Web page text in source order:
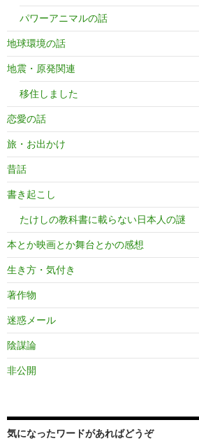
パワーアニマルの話
地球環境の話
地震・原発関連
移住しました
恋愛の話
旅・お出かけ
昔話
書き起こし
たけしの教科書に載らない日本人の謎
本とか映画とか舞台とかの感想
生き方・気付き
著作物
迷惑メール
陰謀論
非公開
気になったワードがあればどうぞ